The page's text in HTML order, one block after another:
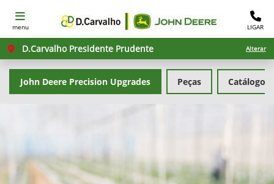
menu LIGAR
D.Carvalho Presidente Prudente Alterar
Peças Catálogo
John Deere Precision Upgrades